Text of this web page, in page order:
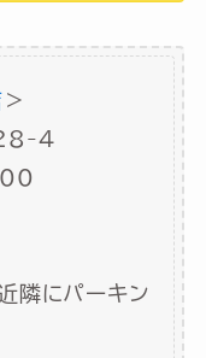
＞
28-4
00
隣にパーキン